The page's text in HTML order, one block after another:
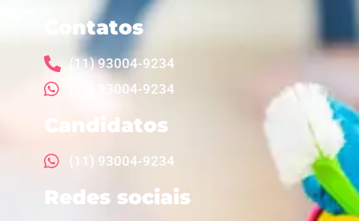
Contatos
(11) 93004-9234
(11) 93004-9234
Candidatos
(11) 93004-9234
Redes sociais